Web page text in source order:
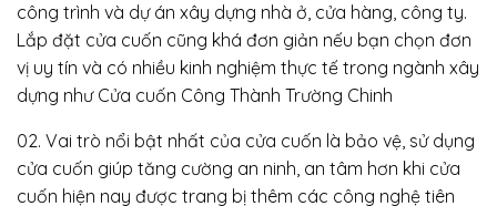
công trình và dự án xây dựng nhà ở, cửa hàng, công ty.
Lắp đặt cửa cuốn cũng khá đơn giản nếu bạn chọn đơn
vị uy tín và có nhiều kinh nghiệm thực tế trong ngành xây
dựng như Cửa cuốn Công Thành Trường Chinh
02. Vai trò nổi bật nhất của cửa cuốn là bảo vệ, sử dụng
cửa cuốn giúp tăng cường an ninh, an tâm hơn khi cửa
cuốn hiện nay được trang bị thêm các công nghệ tiên